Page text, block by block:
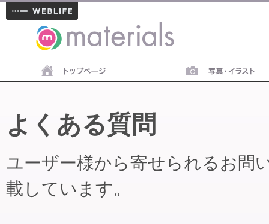
materials
よくある質問
ユーザー様から寄せられるお問
載しています。